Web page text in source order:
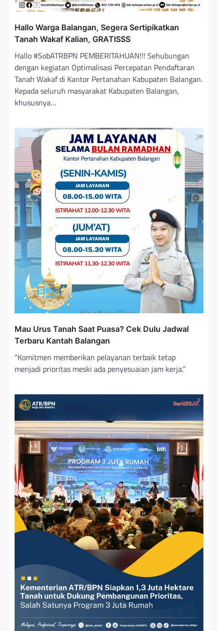
Hallo Warga Balangan, Segera Sertipikatkan
Tanah Wakaf Kalian, GRATISSS
Hallo #SobATRBPN PEMBERITAHUAN!!! Sehubungan
dengan kegiatan Optimalisasi Percepatan Pendaftaran
Tanah Wakaf di Kantor Pertanahan Kabupaten Balangan.
Kepada seluruh masyarakat Kabupaten Balangan,
khususnya…
Mau Urus Tanah Saat Puasa? Cek Dulu Jadwal
Terbaru Kantah Balangan
“Komitmen memberikan pelayanan terbaik tetap
menjadi prioritas meski ada penyesuaian jam kerja.”